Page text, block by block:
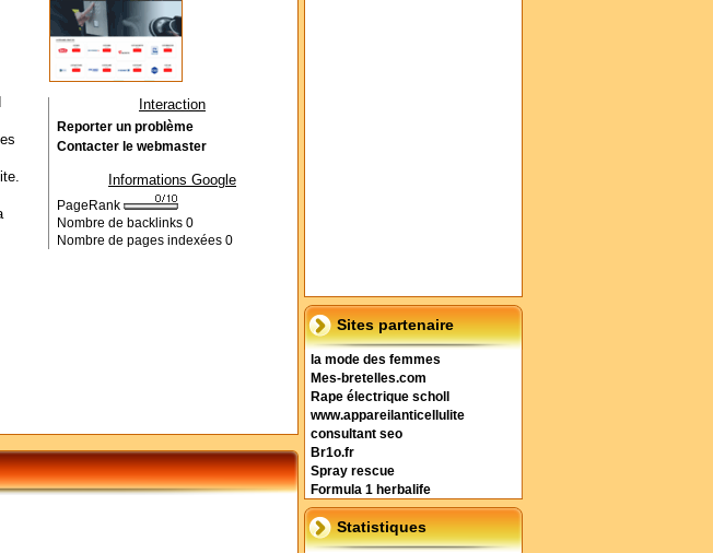
Sites partenaire
la mode des femmes
Mes-bretelles.com
Rape électrique scholl
www.appareilanticellulite
consultant seo
Br1o.fr
Spray rescue
Formula 1 herbalife
Statistiques
Interaction
Reporter un problème
Contacter le webmaster
Informations Google
PageRank
Nombre de backlinks 0
Nombre de pages indexées 0